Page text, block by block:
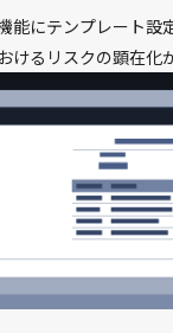
能にテンプレート設
けるリスクの顕在化